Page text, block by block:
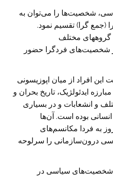
شخصیت‌ها را می‌توان به
(جمع گرا) تقسیم نمود.
گروههای مختلف
شخصیت‌های فردگرا حضور
این افراد از میان اپوزیسونی
ایدئولژیک، تاریخ بحران و
و انشعابات و در بسیاری
بوده است. آن‌ها
به فردا مکانسم‌های
درون‌سازمانی را سرلوحه
شخصیت‌های سیاسی در